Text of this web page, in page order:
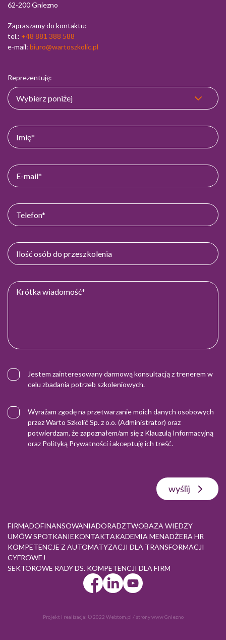
62-200 Gniezno
Zapraszamy do kontaktu:
tel.: +48 881 388 588
e-mail: biuro@wartoszkolic.pl
Reprezentuję:
Jestem zainteresowany darmową konsultacją z trenerem w
celu zbadania potrzeb szkoleniowych.
Wyrażam zgodę na przetwarzanie moich danych osobowych
przez Warto Szkolić Sp. z o.o. (Administrator) oraz
potwierdzam, że zapoznałem/am się z Klauzulą Informacyjną
oraz Polityką Prywatnościi akceptuję ich treść.
wyślij
FIRMADOFINANSOWANIADORADZTWOBAZA WIEDZY
UMÓW SPOTKANIEKONTAKTAKADEMIA MENADŻERA HR
KOMPETENCJE Z AUTOMATYZACJI DLA TRANSFORMACJI
CYFROWEJ
SEKTOROWE RADY DS. KOMPETENCJI DLA FIRM
Projekt i realizacja: © 2022 Webtom.pl / strony www Gniezno